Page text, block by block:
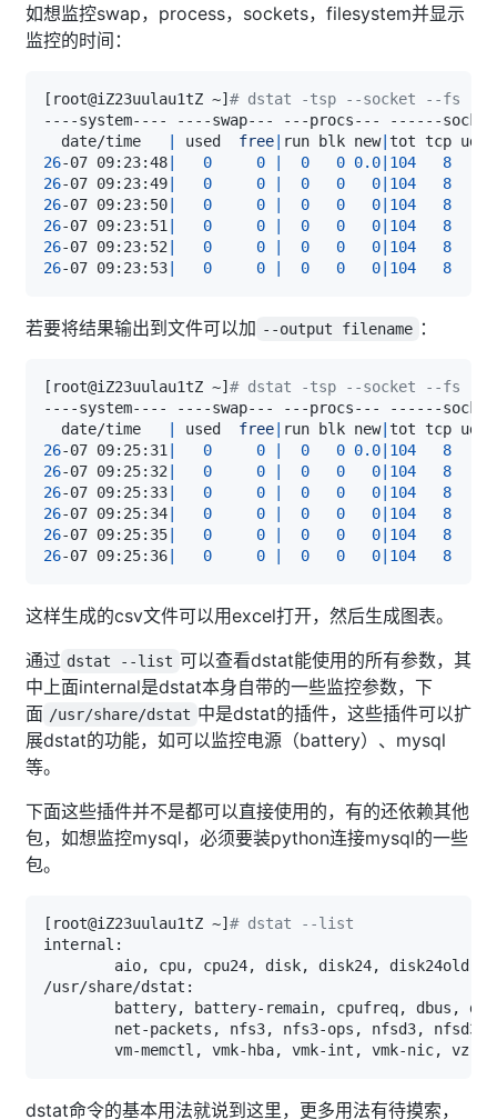
如想监控swap，process，sockets，filesystem并显示
监控的时间：
[ root@iZ23uulau1tZ ~] # dstat -tsp --socket --fs
  date/time
used free run blk new| tot tcp udp
26-07 09:23:48 0 0 0 0 0.0 104 8
26-07 09:23:49 0 0 0 0 0 104 8
26-07 09:23:50 0 0 0 0 0 104 8
26-07 09:23:51 0 0 0 0 0 104 8
26-07 09:23:52 0 0 0 0 0 104 8
26-07 09:23:53 0 0 0 0 0 104 8
若要将结果输出到文件可以加 --output filename ：
[ root@iZ23uulau1tZ ~] # dstat -tsp --socket --fs --
  date/time
used free run blk new| tot tcp udp
26-07 09:25:31 0 0 0 0 0.0 104 8
26-07 09:25:32 0 0 0 0 0 104 8
26-07 09:25:33 0 0 0 0 0 104 8
26-07 09:25:34 0 0 0 0 0 104 8
26-07 09:25:35 0 0 0 0 0 104 8
26-07 09:25:36 0 0 0 0 0 104 8
这样生成的csv文件可以用excel打开，然后生成图表。
通过 dstat --list 可以查看dstat能使用的所有参数，其
中上面internal是dstat本身自带的一些监控参数，下
面 /usr/share/dstat 中是dstat的插件，这些插件可以扩
展dstat的功能，如可以监控电源（battery）、mysql
等。
下面这些插件并不是都可以直接使用的，有的还依赖其他
包，如想监控mysql，必须要装python连接mysql的一些
包。
[ root@iZ23uulau1tZ ~] # dstat --list
dstat命令的基本用法就说到这里，更多用法有待摸索，